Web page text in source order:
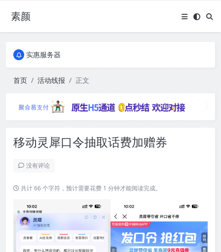
素颜全国免费包邮流量卡
实惠服务器
实惠服务器
首页 活动线报 正文
移动灵犀口令抽取话费加赠券
没有评论
共计 66 个字符，预计需要花费 1 分钟才能阅读完成。